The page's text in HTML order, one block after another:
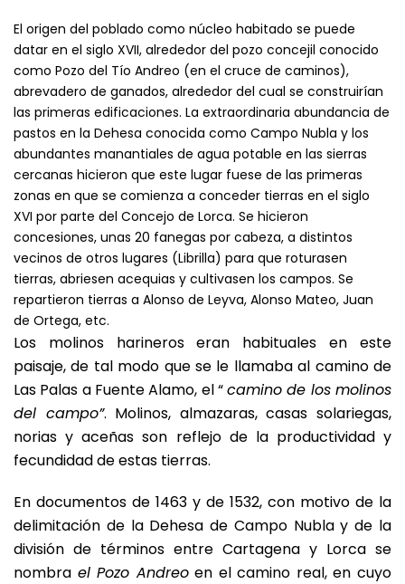
El origen del poblado como núcleo habitado se puede
datar en el siglo XVII, alrededor del pozo concejil conocido
como Pozo del Tío Andreo (en el cruce de caminos),
abrevadero de ganados, alrededor del cual se construirían
las primeras edificaciones. La extraordinaria abundancia de
pastos en la Dehesa conocida como Campo Nubla y los
abundantes manantiales de agua potable en las sierras
cercanas hicieron que este lugar fuese de las primeras
zonas en que se comienza a conceder tierras en el siglo
XVI por parte del Concejo de Lorca. Se hicieron
concesiones, unas 20 fanegas por cabeza, a distintos
vecinos de otros lugares (Librilla) para que roturasen
tierras, abriesen acequias y cultivasen los campos. Se
repartieron tierras a Alonso de Leyva, Alonso Mateo, Juan
de Ortega, etc.
Los molinos harineros eran habituales en este
paisaje, de tal modo que se le llamaba al camino de
Las Palas a Fuente Alamo, el “camino de los molinos
del campo”. Molinos, almazaras, casas solariegas,
norias y aceñas son reflejo de la productividad y
fecundidad de estas tierras.
En documentos de 1463 y de 1532, con motivo de la
delimitación de la Dehesa de Campo Nubla y de la
división de términos entre Cartagena y Lorca se
nombra el Pozo Andreoen el camino real, en cuyo